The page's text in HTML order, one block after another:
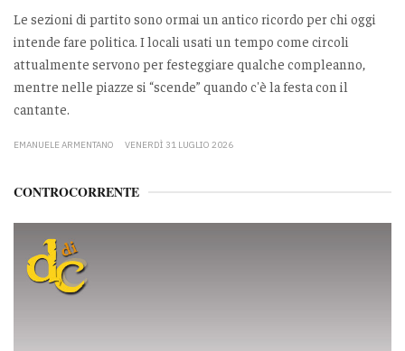
Le sezioni di partito sono ormai un antico ricordo per chi oggi
intende fare politica. I locali usati un tempo come circoli
attualmente servono per festeggiare qualche compleanno,
mentre nelle piazze si “scende” quando c'è la festa con il
cantante.
EMANUELE ARMENTANO VENERDÌ 31 LUGLIO 2026
CONTROCORRENTE